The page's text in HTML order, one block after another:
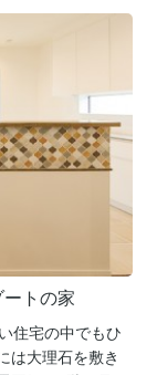
トの家
住宅の中でもひ
は大理石を敷き